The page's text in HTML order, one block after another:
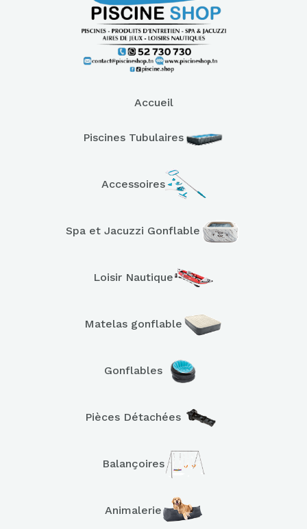
Accueil
Piscines Tubulaires
Accessoires
Spa et Jacuzzi Gonflable
Loisir Nautique
Matelas gonflable
Gonflables
Pièces Détachées
Balançoires
Animalerie